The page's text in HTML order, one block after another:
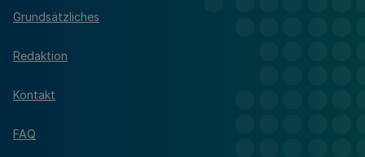
Grundsätzliches
Redaktion
Kontakt
FAQ